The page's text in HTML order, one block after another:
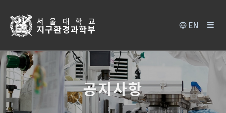
EN
공지사항